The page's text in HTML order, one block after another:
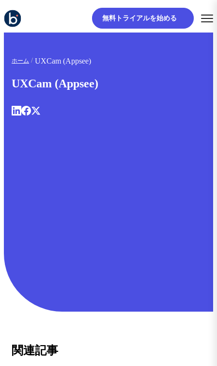
無料トライアルを始める
ホーム UXCam (Appsee)
UXCam (Appsee)
関連記事